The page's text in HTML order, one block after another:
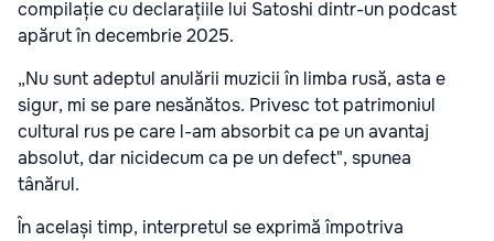
compilație cu declarațiile lui Satoshi dintr-un podcast
apărut în decembrie 2025.
„Nu sunt adeptul anulării muzicii în limba rusă, asta e
sigur, mi se pare nesănătos. Privesc tot patrimoniul
cultural rus pe care l-am absorbit ca pe un avantaj
absolut, dar nicidecum ca pe un defect", spunea
tânărul.
În același timp, interpretul se exprimă împotriva